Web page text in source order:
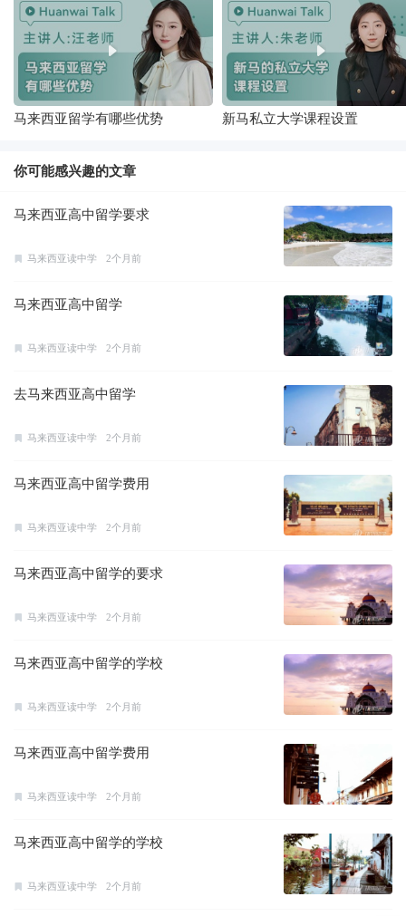
马来西亚留学有哪些优势 新马私立大学课程设置
你可能感兴趣的文章
马来西亚高中留学要求
马来西亚读中学 2个月前
马来西亚高中留学
马来西亚读中学 2个月前
去马来西亚高中留学
马来西亚读中学 2个月前
马来西亚高中留学费用
马来西亚读中学 2个月前
马来西亚高中留学的要求
马来西亚读中学 2个月前
马来西亚高中留学的学校
马来西亚读中学 2个月前
马来西亚高中留学费用
马来西亚读中学 2个月前
马来西亚高中留学的学校
马来西亚读中学 2个月前